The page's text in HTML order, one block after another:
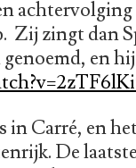
zingt dan
en
in Carré, en
De